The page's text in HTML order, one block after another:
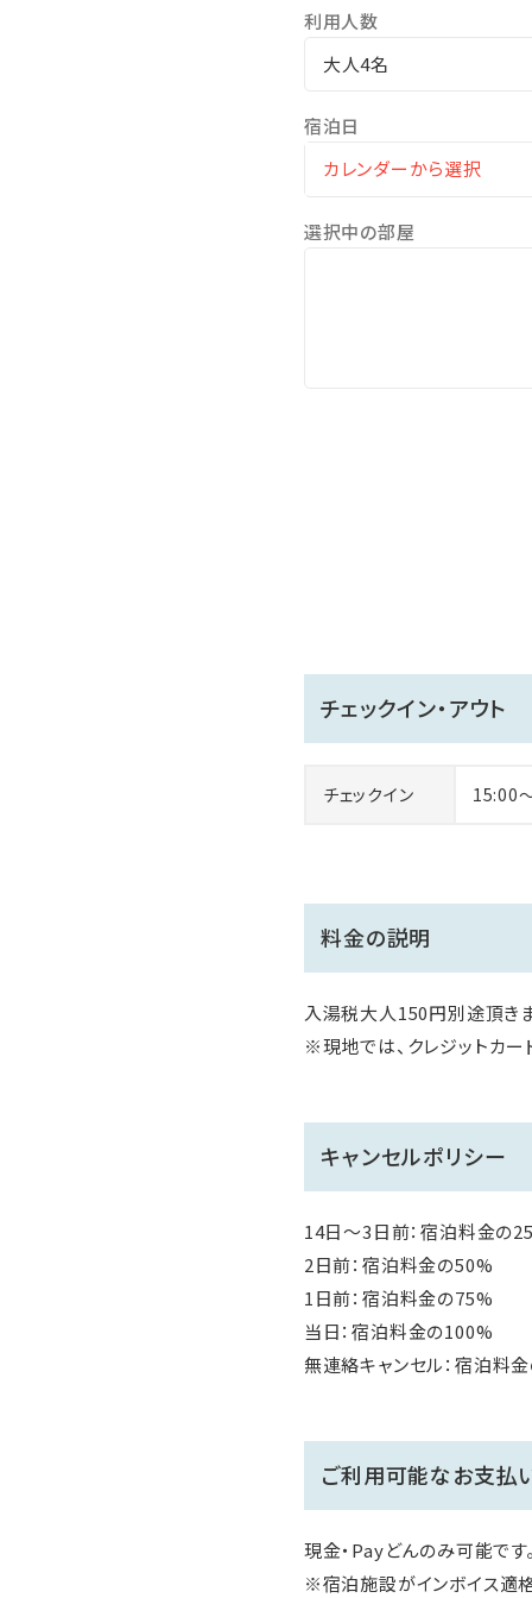
利用人数
大人4名
宿泊日
選択中の部屋
チェックイン・アウト
チェックイン 15:00
料金の説明
入湯税大人150円別途頂きま
※現地では、クレジットカ
キャンセルポリシー
14日～3日前：宿泊料金の
2日前：宿泊料金の50%
1日前：宿泊料金の75%
当日：宿泊料金の100%
無連絡キャンセル：宿泊料
ご利用可能なお支払
現金・Payどんのみ可能です
※宿泊施設がインボイス適